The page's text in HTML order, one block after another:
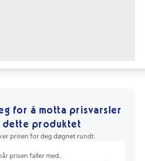
for å motta prisvarsler
dette produktet
prisen for deg døgnet rundt.
prisen faller med...